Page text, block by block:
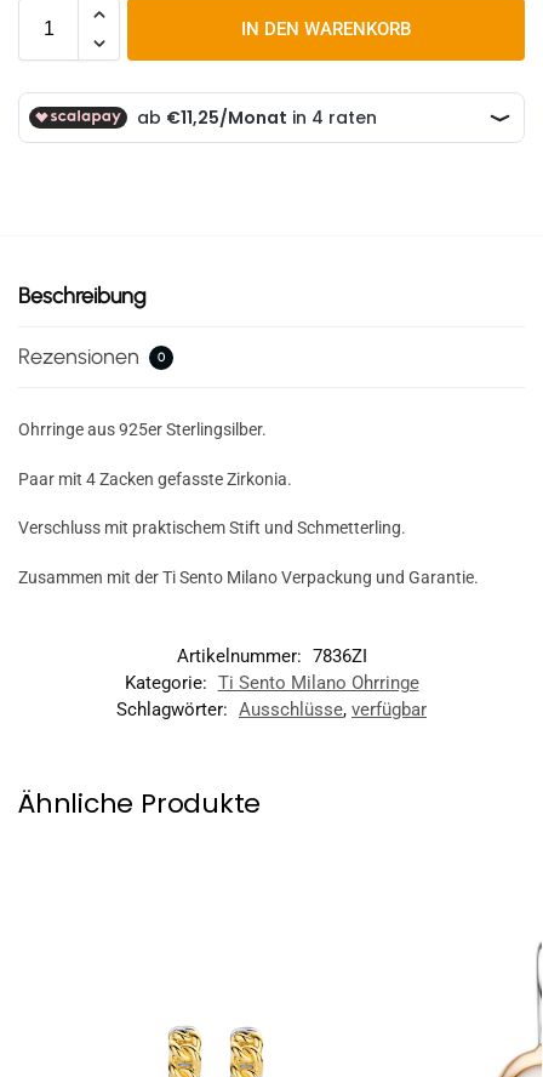
IN DEN WARENKORB
Beschreibung
Rezensionen 0
Ohrringe aus 925er Sterlingsilber.
Paar mit 4 Zacken gefasste Zirkonia.
Verschluss mit praktischem Stift und Schmetterling.
Zusammen mit der Ti Sento Milano Verpackung und Garantie.
Artikelnummer: 7836ZI
Kategorie: Ti Sento Milano Ohrringe
Schlagwörter: Ausschlüsse, verfügbar
Ähnliche Produkte